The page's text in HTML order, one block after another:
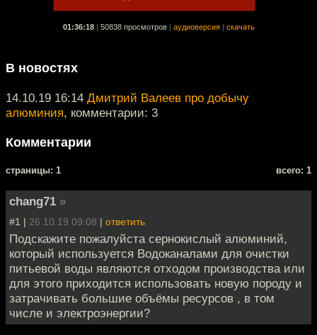
01:36:18 50838 просмотров аудиоверсия скачать
В новостях
14.10.19 16:14 Дмитрий Валеев про добычу
алюминия, комментарии: 3
Комментарии
cтраницы: 1 всего: 1
chang71 »
#1 | 26.10.19 09:08 | ответить
Подскажите пожалуйста сернокислый алюминий,
который используется Водоканалами для очистки
питьевой воды являются отходом производства или
для этого приходится использовать новую породу и
затрачивать большие объёмы ресурсов , в том
числе и электроэнергии?